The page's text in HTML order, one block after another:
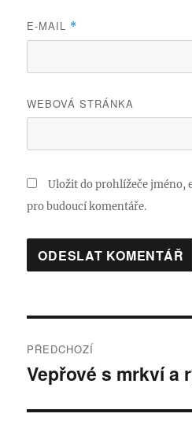
E-MAIL *
WEBOVÁ STRÁNKA
Uložit do prohlížeče jméno,
pro budoucí komentáře.
pro
PŘEDCHOZÍ
Předchozí
Vepřové s mrkví a